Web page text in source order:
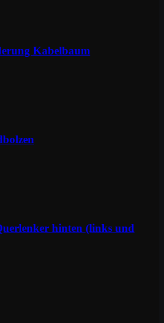
Kabelbaum
hinten (links und